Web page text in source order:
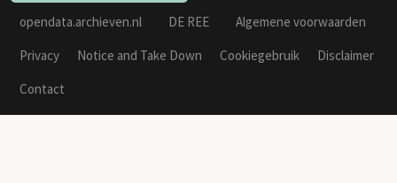
opendata.archieven.nl DE REE
Algemene voorwaarden
Privacy
Notice and Take Down Cookiegebruik
Disclaimer
Contact